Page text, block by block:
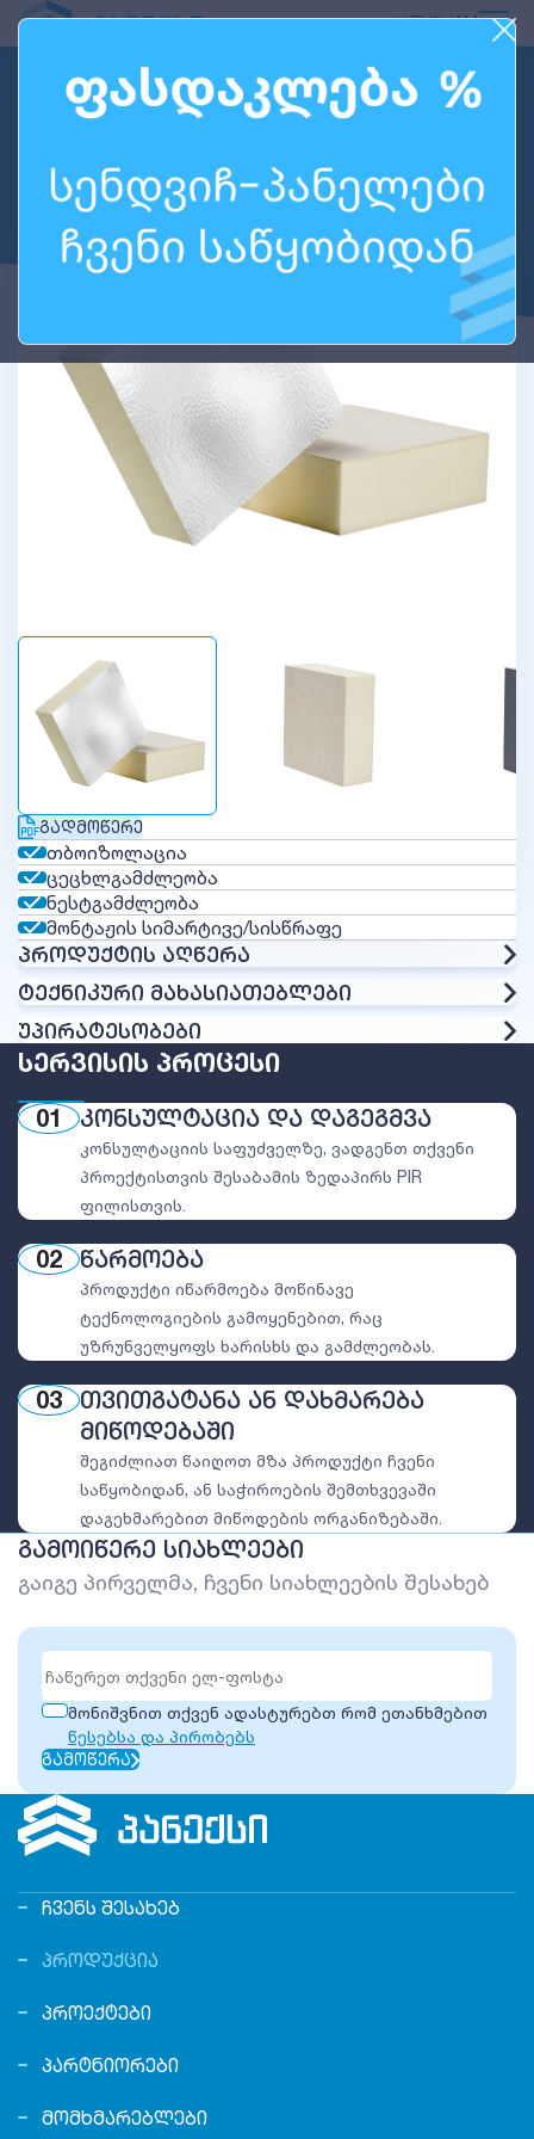
ᲥᲐENРУAM
PIR ᲤᲘᲚᲐ:
ᲔᲜᲔᲠᲒᲝᲔᲤᲔᲥᲢᲣᲠᲘ
ᲒᲐᲓᲛᲝᲬᲔᲠᲔ
თბოიზოლაცია
ცეცხლგამძლეობა
ნესტგამძლეობა
მონტაჟის სიმარტივე/სისწრაფე
ᲞᲠᲝᲓᲣᲥᲢᲘᲡ ᲐᲦᲬᲔᲠᲐ
ᲢᲔᲥᲜᲘᲙᲣᲠᲘ ᲛᲐᲮᲐᲡᲘᲐᲗᲔᲑᲚᲔᲑᲘ
ᲣᲞᲘᲠᲐᲢᲔᲡᲝᲑᲔᲑᲘ
ᲡᲔᲠᲕᲘᲡᲘᲡ ᲞᲠᲝᲪᲔᲡᲘ
01 ᲙᲝᲜᲡᲣᲚᲢᲐᲪᲘᲐ ᲓᲐ ᲓᲐᲒᲔᲒᲛᲕᲐ
კონსულტაციის საფუძველზე, ვადგენთ თქვენი
პროექტისთვის შესაბამის ზედაპირს PIR
ფილისთვის.
02 ᲬᲐᲠᲛᲝᲔᲑᲐ
პროდუქტი იწარმოება მოწინავე
ტექნოლოგიების გამოყენებით, რაც
უზრუნველყოფს ხარისხს და გამძლეობას.
03
ᲗᲕᲘᲗᲒᲐᲢᲐᲜᲐ ᲐᲜ ᲓᲐᲮᲛᲐᲠᲔᲑᲐ
ᲛᲘᲬᲝᲓᲔᲑᲐᲨᲘ
შეგიძლიათ წაიღოთ მზა პროდუქტი ჩვენი
საწყობიდან, ან საჭიროების შემთხვევაში
დაგეხმარებით მიწოდების ორგანიზებაში.
ᲒᲐᲛᲝᲘᲬᲔᲠᲔ ᲡᲘᲐᲮᲚᲔᲔᲑᲘ
გაიგე პირველმა, ჩვენი სიახლეების შესახებ
მონიშვნით თქვენ ადასტურებთ რომ ეთანხმებით
წესებსა და პირობებს
ᲒᲐᲛᲝᲬᲔᲠᲐ
ᲩᲕᲔᲜᲡ ᲨᲔᲡᲐᲮᲔᲑ
ᲞᲠᲝᲓᲣᲥᲪᲘᲐ
ᲞᲠᲝᲔᲥᲢᲔᲑᲘ
ᲞᲐᲠᲢᲜᲘᲝᲠᲔᲑᲘ
ᲛᲝᲛᲮᲛᲐᲠᲔᲑᲚᲔᲑᲘ